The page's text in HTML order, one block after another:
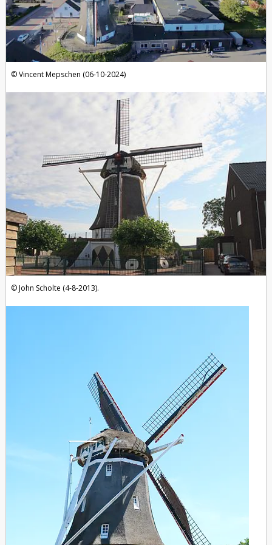
Vincent Mepschen (06-10-2024)
John Scholte (4-8-2013).